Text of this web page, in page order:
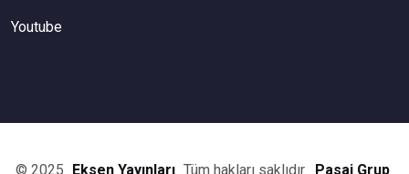
Youtube
© 2025 Eksen Yayınları Tüm hakları saklıdır. Pasaj Grup